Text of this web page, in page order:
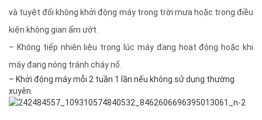
và tuyệt đối không khởi động máy trong trời mưa hoặc trong điều
kiện không gian ẩm ướt.
– Không tiếp nhiên liệu trong lúc máy đang hoạt động hoặc khi
máy đang nóng tránh cháy nổ.
– Khởi động máy mỗi 2 tuần 1 lần nếu không sử dụng thường
xuyên.